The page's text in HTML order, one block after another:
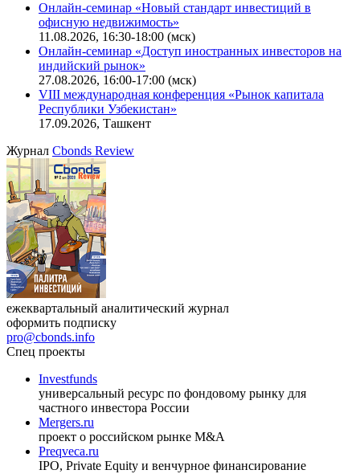
Онлайн-семинар «Новый стандарт инвестиций в
офисную недвижимость»
11.08.2026, 16:30-18:00 (мск)
Онлайн-семинар «Доступ иностранных инвесторов на
индийский рынок»
27.08.2026, 16:00-17:00 (мск)
VIII международная конференция «Рынок капитала
Республики Узбекистан»
17.09.2026, Ташкент
Журнал Cbonds Review
ежеквартальный аналитический журнал
оформить подписку
pro@cbonds.info
Спец проекты
Investfunds
универсальный ресурс по фондовому рынку для
частного инвестора России
Mergers.ru
проект о российском рынке M&A
Preqveca.ru
IPO, Private Equity и венчурное финансирование